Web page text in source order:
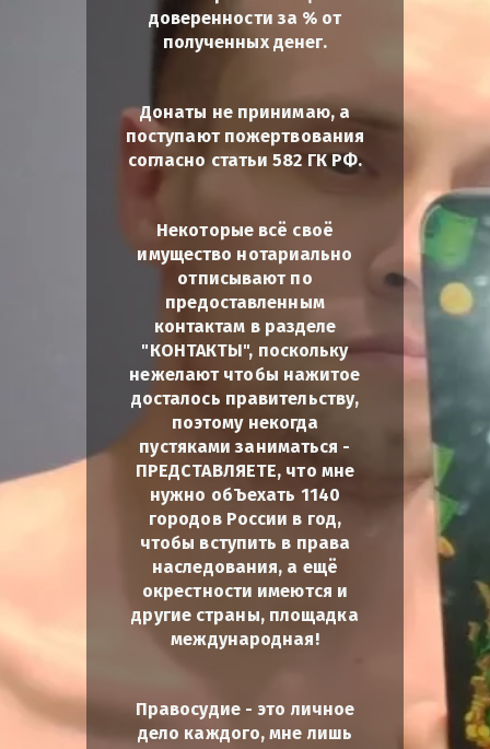
доверенности за % от
полученных денег.
Донаты не принимаю, а
поступают пожертвования
согласно статьи 582 ГК РФ.
Некоторые всё своё
имущество нотариально
отписывают по
предоставленным
контактам в разделе
"КОНТАКТЫ", поскольку
нежелают чтобы нажитое
досталось правительству,
поэтому некогда
пустяками заниматься -
ПРЕДСТАВЛЯЕТЕ, что мне
нужно обЪехать 1140
городов России в год,
чтобы вступить в права
наследования, а ещё
окрестности имеются и
другие страны, площадка
международная!
Правосудие - это личное
дело каждого, мне лишь